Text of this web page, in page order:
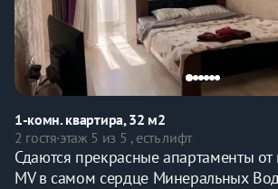
1-комн. квартира, 32 м2
2 гостя·этаж 5 из 5 , есть лифт
Сдаются прекрасные апартаменты
MV в самом сердце Минеральных